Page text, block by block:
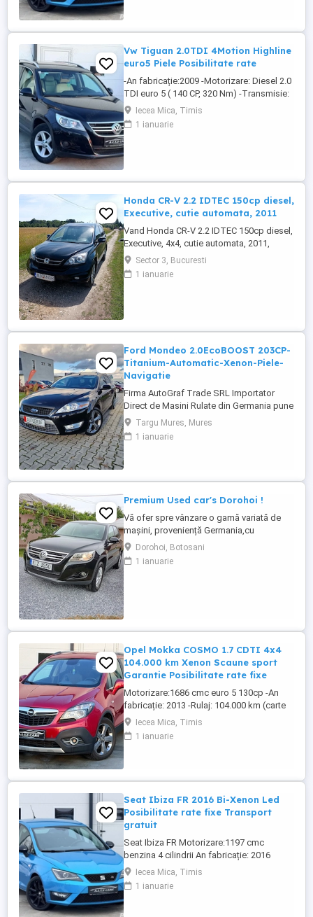
Unitate multimedia ...
Vw Tiguan 2.0TDI 4Motion Highline
euro5 Piele Posibilitate rate
-An fabricație:2009 -Motorizare: Diesel 2.0
TDI euro 5 ( 140 CP, 320 Nm) -Transmisie:
Automată DSG (6 trepte) -Tracțiune:
Integrală 4Motion stabilitate optimă pe
orice teren (4x4) -Kilometraj: 237.000 km
Iecea Mica, Timis
1 ianuarie
Honda CR-V 2.2 IDTEC 150cp diesel,
Executive, cutie automata, 2011
Vand Honda CR-V 2.2 IDTEC 150cp diesel,
Executive, 4x4, cutie automata, 2011,
324500 km reali, revizie efectuata recent,
filtru particule nou, cauciucuri iarna + vara,
stare foarte buna, car-play + android,
Sector 3, Bucuresti
1 ianuarie
Ford Mondeo 2.0EcoBOOST 203CP-
Titanium-Automatic-Xenon-Piele-
Navigatie
Firma AutoGraf Trade SRL Importator
Direct de Masini Rulate din Germania pune
Spre Vanzare: Ford Mondeo 2.0 16V
EcoBoost 203 CP Automatic Titanium
EURO5 {GARANTIE 3 Luni Pentru Motor si
Gratuita la predare - POSIBILITATE ...
Targu Mures, Mures
1 ianuarie
Premium Used car's Dorohoi !
Vă ofer spre vânzare o gamă variată de
mașini, proveniență Germania,cu
posibilitate de numere roșii pe 3 luni!
Prețuri foarte bune, mașini top! Le găsiți în
Dorohoi, judetul Botoșani!
Dorohoi, Botosani
1 ianuarie
Opel Mokka COSMO 1.7 CDTI 4x4
104.000 km Xenon Scaune sport
Garantie Posibilitate rate fixe
Motorizare:1686 cmc euro 5 130cp -An
fabricație: 2013 -Rulaj: 104.000 km (carte
service disponibilă) -Cutie de viteze
manuală 6+1 rapoarte -Tracțiune: integrală
(4x4) DOTĂRI -4 geamuri electrice -Oglinzi
electrice ...
Iecea Mica, Timis
1 ianuarie
Seat Ibiza FR 2016 Bi-Xenon Led
Posibilitate rate fixe Transport
gratuit
Seat Ibiza FR Motorizare:1197 cmc
benzina 4 cilindrii An fabricație: 2016
Rulaj:183.000 km Cutie viteze manuala:5+1
rapoarte DOTĂRI -4 geamuri electrice -
Oglinzi electrice incalzite rabatabile
Iecea Mica, Timis
1 ianuarie